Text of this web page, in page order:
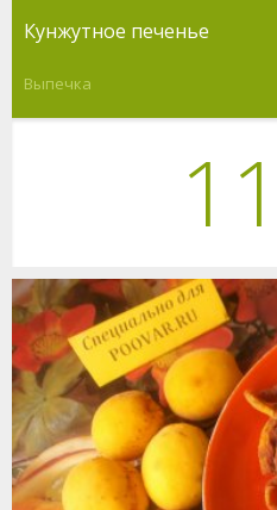
Кунжутное печенье
Выпечка
11